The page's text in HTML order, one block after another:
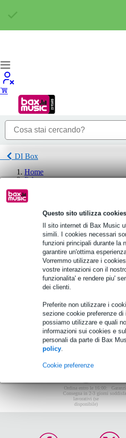
Questo sito utilizza cookies
Il sito internet di Bax Music
simili. I cookies necessari
funzioni principali durante la
garantire un'ottima
Vorremmo utilizzare i
vostre interazioni con il
funzionalita' e rendere piu'
dei clienti.
Preferite non utilizzare i
sezione cookie preferenze
possiamo utilizzare e quali
informazioni sui cookies e
personali da parte di Bax
policy.
Cookie preferenze
DI Box
Home
P.A.
Periferiche audio
DI Box
Klark Teknik DI Box
Non sono stati trovati articoli.
Non sono stati trovati articoli.
Ordina entro le 16:00:
Consegna in 2-3 giorni
lavorativi (se
disponibile)